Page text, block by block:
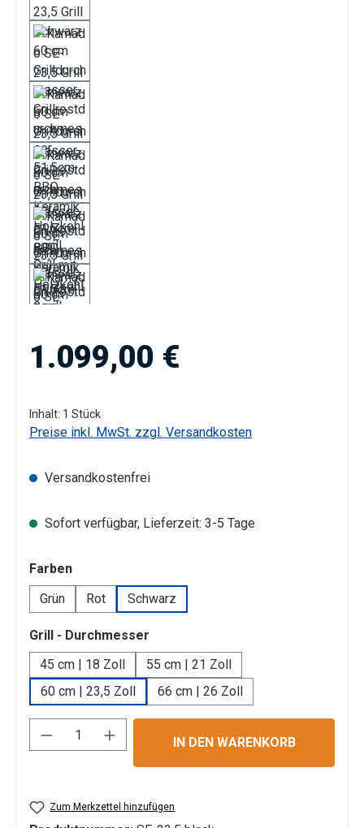
Regulärer Preis:
1.099,00 €
Inhalt: 1 Stück
Preise inkl. MwSt. zzgl. Versandkosten
Versandkostenfrei
Sofort verfügbar, Lieferzeit: 3-5 Tage
Farbenauswählen
Grün
Rot Schwarz
Grill - Durchmesser
45 cm | 18 Zoll
55 cm | 21 Zoll
60 cm | 23,5 Zoll
66 cm | 26 Zoll
Produkt Anzahl: Gib den gewünschten
IN DEN WARENKORB
Zum Merkzettel hinzufügen